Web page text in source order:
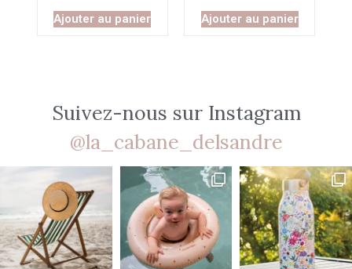
Ajouter au panier Ajouter au panier
Suivez-nous sur Instagram
@la_cabane_delsandre